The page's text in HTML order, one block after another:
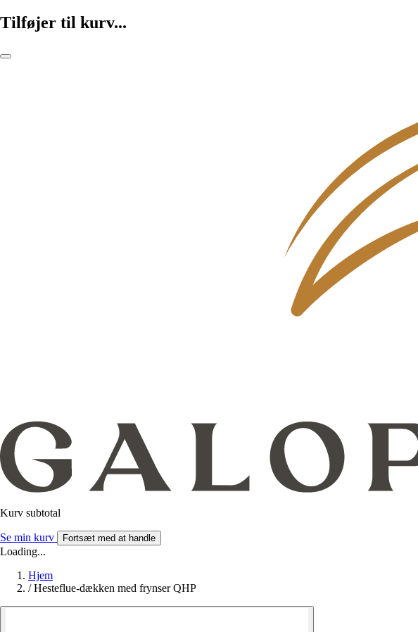
Tilføjer til kurv...
Kurv subtotal
Se min kurv Fortsæt med at handle
Loading...
Hjem
/ Hesteflue-dækken med frynser QHP